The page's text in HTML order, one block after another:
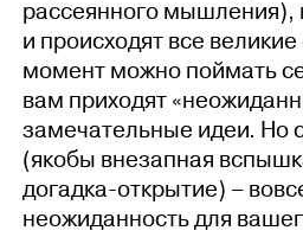
рассеянного мышления),
и происходят все
момент можно поймать
вам приходят
замечательные идеи. Но
(якобы внезапная
догадка-открытие) –
неожиданность для